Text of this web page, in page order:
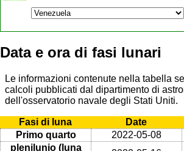
Data e ora di fasi lunari
Le informazioni contenute nella tabella
calcoli pubblicati dal dipartimento di
dell'osservatorio navale degli Stati Uniti.
Fasi di luna Date
Primo quarto
2022-05-08
plenilunio (luna